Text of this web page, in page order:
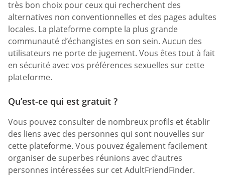
très bon choix pour ceux qui recherchent des
alternatives non conventionnelles et des pages adultes
locales. La plateforme compte la plus grande
communauté d’échangistes en son sein. Aucun des
utilisateurs ne porte de jugement. Vous êtes tout à fait
en sécurité avec vos préférences sexuelles sur cette
plateforme.
Qu’est-ce qui est gratuit ?
Vous pouvez consulter de nombreux profils et établir
des liens avec des personnes qui sont nouvelles sur
cette plateforme. Vous pouvez également facilement
organiser de superbes réunions avec d’autres
personnes intéressées sur cet AdultFriendFinder.